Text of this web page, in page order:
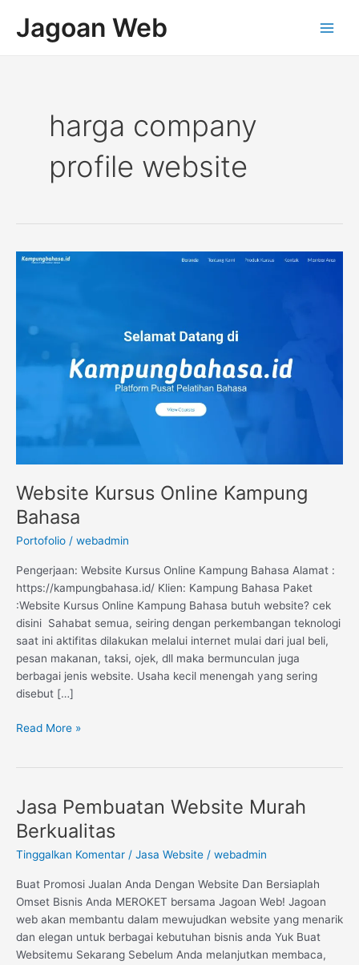
Jagoan Web
harga company
profile website
Website Kursus Online Kampung
Bahasa
Portofolio / webadmin
Pengerjaan: Website Kursus Online Kampung Bahasa Alamat :
https://kampungbahasa.id/ Klien: Kampung Bahasa Paket
:Website Kursus Online Kampung Bahasa butuh website? cek
disini Sahabat semua, seiring dengan perkembangan teknologi
saat ini aktifitas dilakukan melalui internet mulai dari jual beli,
pesan makanan, taksi, ojek, dll maka bermunculan juga
berbagai jenis website. Usaha kecil menengah yang sering
disebut […]
Website
Bahasa
Read More »
Jasa Pembuatan Website Murah
Berkualitas
Tinggalkan Komentar / Jasa Website / webadmin
Buat Promosi Jualan Anda Dengan Website Dan Bersiaplah
Omset Bisnis Anda MEROKET bersama Jagoan Web! Jagoan
web akan membantu dalam mewujudkan website yang menarik
dan elegan untuk berbagai kebutuhan bisnis anda Yuk Buat
Websitemu Sekarang Sebelum Anda melanjutkan membaca,
Jasa
Pembuatan
Website
Murah
pagination